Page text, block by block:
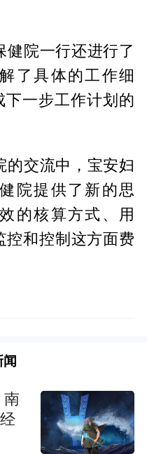
健院一行还进行了
了具体的工作细
一步工作计划的
的交流中，宝安妇
院提供了新的思
的核算方式、用
控和控制这方面费
南